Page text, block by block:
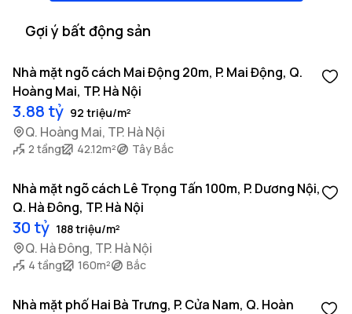
Gợi ý bất động sản
Nhà mặt ngõ cách Mai Động 20m, P. Mai Động, Q.
Hoàng Mai, TP. Hà Nội
3.88 tỷ 92 triệu/m²
Q. Hoàng Mai, TP. Hà Nội
2 tầng 42.12m² Tây Bắc
Nhà mặt ngõ cách Lê Trọng Tấn 100m, P. Dương Nội,
Q. Hà Đông, TP. Hà Nội
30 tỷ 188 triệu/m²
Q. Hà Đông, TP. Hà Nội
4 tầng 160m² Bắc
Nhà mặt phố Hai Bà Trưng, P. Cửa Nam, Q. Hoàn